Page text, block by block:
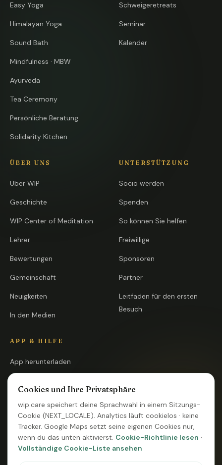
Easy Yoga
Himalayan Yoga
Sound Bath
Mindfulness · MBW
Ayurveda
Tea Ceremony
Persönliche Beratung
Solidarity Kitchen
Schweigeretreats
Seminar
Kalender
ÜBER UNS
Über WIP
Geschichte
WIP Center of Meditation
Lehrer
Bewertungen
Gemeinschaft
Neuigkeiten
In den Medien
UNTERSTÜTZUNG
Socio werden
Spenden
So können Sie helfen
Freiwillige
Sponsoren
Partner
Leitfaden für den ersten
Besuch
APP & HILFE
App herunterladen
Kontakt
Systemstatus
Cookies und Ihre Privatsphäre
wip.care speichert deine Sprachwahl in einem Sitzungs-
Cookie (NEXT_LOCALE). Analytics läuft cookielos · keine
Tracker. Google Maps setzt seine eigenen Cookies nur,
wenn du das unten aktivierst. Cookie-Richtlinie lesen ·
Vollständige Cookie-Liste ansehen